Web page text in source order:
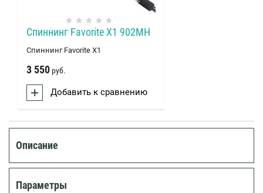
Спиннинг Favorite X1 902MH
Спиннинг Favorite X1
3 550 руб.
Добавить к сравнению
Описание
Параметры